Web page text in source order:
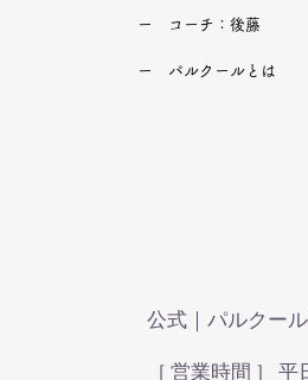
​ー コーチ：後藤
​ー パルクールとは
公式｜パルクー
［ 営業時間 ］